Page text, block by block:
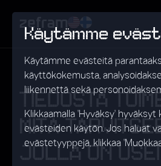
Käytämme
Käytämme evästeitä
käyttökokemusta,
liikennettä sekä
Klikkaamalla 'Hyväksy' hyväksyt
evästeiden käytön. Jos haluat
evästetyyppejä, klikkaa
TIEDOSTA
MITÄ
JOLLA ON